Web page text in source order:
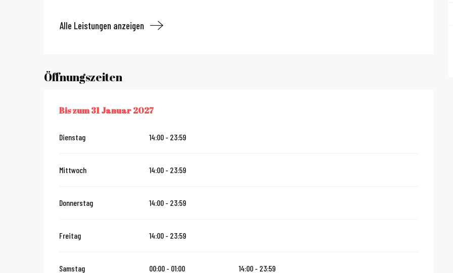
Alle Leistungen anzeigen
Öffnungszeiten
VOM1 JULI 2026BIS ZUM31 JANUAR 2027
Bis zum31 Januar 2027
Dienstag 14:00 - 23:59
Mittwoch 14:00 - 23:59
Donnerstag 14:00 - 23:59
Freitag 14:00 - 23:59
Samstag 00:00 - 01:00 14:00 - 23:59